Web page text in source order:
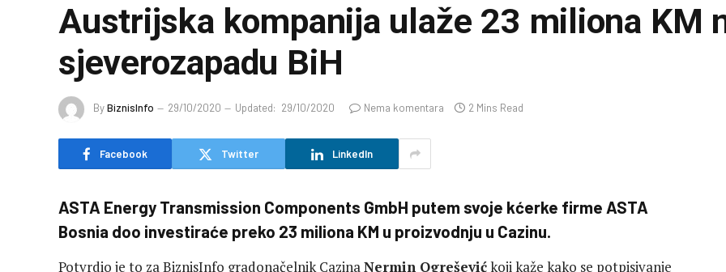
Austrijska kompanija ulaže 23 miliona KM
sjeverozapadu BiH
ByBiznisInfo 29/10/2020 Updated: 29/10/2020 Nema komentara 2 Mins Read
Facebook Twitter LinkedIn
ASTA Energy Transmission Components GmbH putem svoje kćerke firme ASTA
Bosnia doo investiraće preko 23 miliona KM u proizvodnju u Cazinu.
Potvrdio je to za BiznisInfo gradonačelnik CazinaNermin Ogreševićkoji kaže kako se potpisivanje